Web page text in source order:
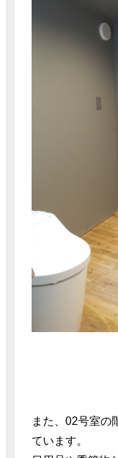
また、02号室の
ています。